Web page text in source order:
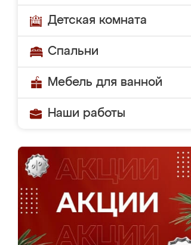
Детская комната
Спальни
Мебель для ванной
Наши работы